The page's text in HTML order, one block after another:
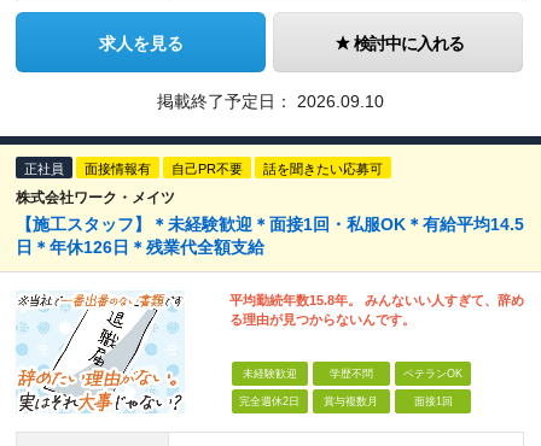
求人を見る 検討中に入れる
掲載終了予定日： 2026.09.10
正社員 面接情報有 自己PR不要 話を聞きたい応募可
株式会社ワーク・メイツ
【施工スタッフ】＊未経験歓迎＊面接1回・私服OK＊有給平均14.5
日＊年休126日＊残業代全額支給
平均勤続年数15.8年。 みんないい人すぎて、辞め
る理由が見つからないんです。
未経験歓迎 学歴不問 ベテランOK
完全週休2日 賞与複数月 面接1回